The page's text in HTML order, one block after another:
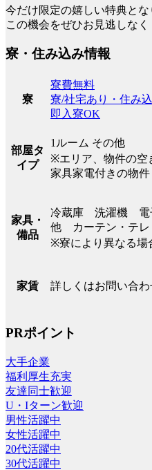
今だけ限定の嬉しい特典とな
この機会をぜひお見逃しなく
寮・住み込み情報
寮
寮費無料
寮/社宅あり・住み
即入寮OK
部屋タ
イプ
1ルーム その他
※エリア、物件の空
家具家電付きの物
家具・
備品
冷蔵庫 洗濯機 電
他 カーテン・テレ
※寮により異なる場
家賃 詳しくはお問い合わ
PRポイント
大手企業
福利厚生充実
友達同士歓迎
U・Iターン歓迎
男性活躍中
女性活躍中
20代活躍中
30代活躍中